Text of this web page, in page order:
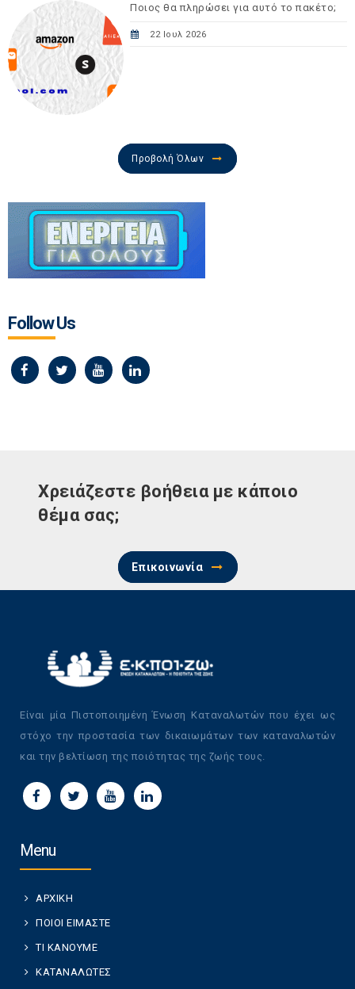
Ποιος θα πληρώσει για αυτό το πακέτο;
22 Ιουλ 2026
Προβολή Όλων
Follow Us
Χρειάζεστε βοήθεια με κάποιο
θέμα σας;
Επικοινωνία
Είναι μία Πιστοποιημένη Ένωση Καταναλωτών που έχει ως
στόχο την προστασία των δικαιωμάτων των καταναλωτών
και την βελτίωση της ποιότητας της ζωής τους.
Menu
ΑΡΧΙΚΗ
ΠΟΙΟΙ ΕΙΜΑΣΤΕ
ΤΙ ΚΑΝΟΥΜΕ
ΚΑΤΑΝΑΛΩΤΕΣ